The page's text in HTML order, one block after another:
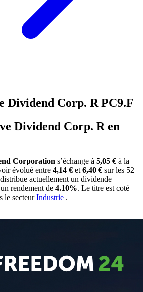
Dividend Corp. R PC9.F
Dividend Corp. R en
Corporation s’échange à 5,05 € à la
évolué entre 4,14 € et 6,40 € sur les 52
actuellement un dividende
rendement de 4.10%. Le titre est coté
le secteurIndustrie .